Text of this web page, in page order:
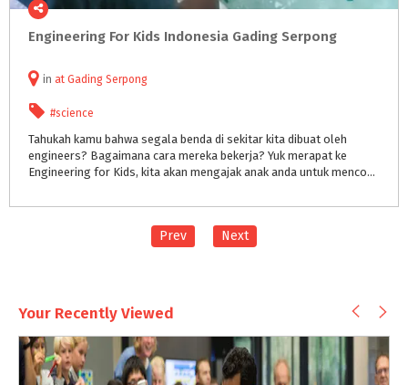
Engineering For Kids Indonesia Gading Serpong
in at Gading Serpong
#science
Tahukah kamu bahwa segala benda di sekitar kita dibuat oleh
engineers? Bagaimana cara mereka bekerja? Yuk merapat ke
Engineering for Kids, kita akan mengajak anak anda untuk mencoba sendiri dan bereksperimen untuk mengetahui mekanisme kerjanya.
Prev Next
Your Recently Viewed